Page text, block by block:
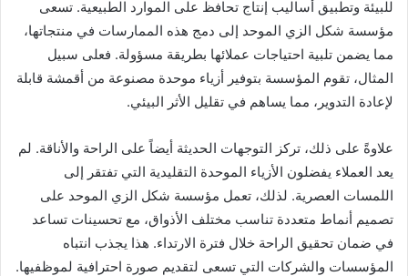
للبيئة وتطبيق أساليب إنتاج تحافظ على الموارد الطبيعية. تسعى
مؤسسة شكل الزي الموحد إلى دمج هذه الممارسات في منتجاتها،
مما يضمن تلبية احتياجات عملائها بطريقة مسؤولة. فعلى سبيل
المثال، تقوم المؤسسة بتوفير أزياء موحدة مصنوعة من أقمشة قابلة
لإعادة التدوير، مما يساهم في تقليل الأثر البيئي.
علاوةً على ذلك، تركز التوجهات الحديثة أيضاً على الراحة والأناقة. لم
يعد العملاء يفضلون الأزياء الموحدة التقليدية التي تفتقر إلى
اللمسات العصرية. لذلك، تعمل مؤسسة شكل الزي الموحد على
تصميم أنماط متعددة تناسب مختلف الأذواق، مع تحسينات تساعد
في ضمان تحقيق الراحة خلال فترة الارتداء. هذا يجذب انتباه
المؤسسات والشركات التي تسعى لتقديم صورة احترافية لموظفيها.